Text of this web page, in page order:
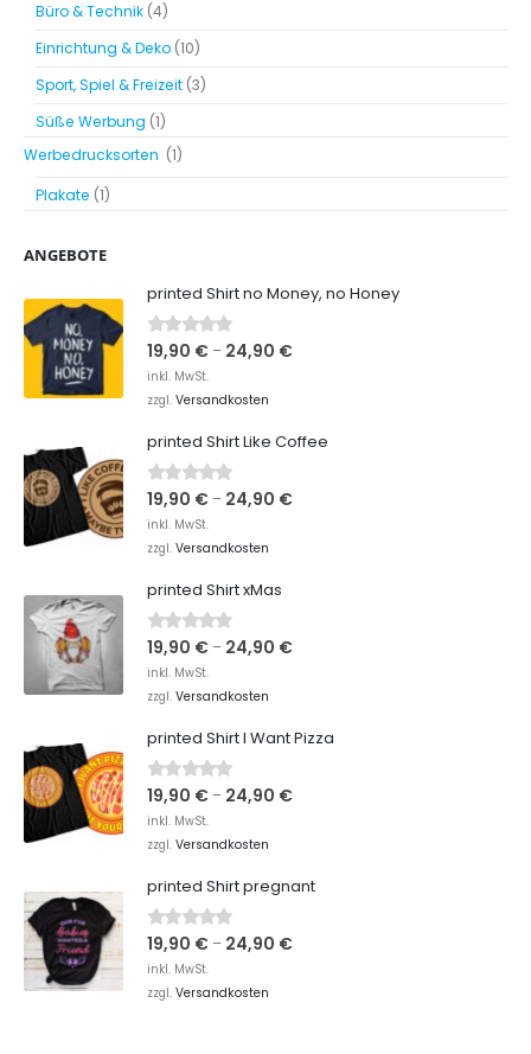
Büro & Technik (4)
Einrichtung & Deko (10)
Sport, Spiel & Freizeit (3)
Süße Werbung (1)
Werbedrucksorten (1)
Plakate (1)
ANGEBOTE
printed Shirt no Money, no Honey
0out of 5
19,90 € – 24,90 €
inkl. MwSt.
zzgl. Versandkosten
printed Shirt Like Coffee
0out of 5
19,90 € – 24,90 €
inkl. MwSt.
zzgl. Versandkosten
printed Shirt xMas
0out of 5
19,90 € – 24,90 €
inkl. MwSt.
zzgl. Versandkosten
printed Shirt I Want Pizza
0out of 5
19,90 € – 24,90 €
inkl. MwSt.
zzgl. Versandkosten
printed Shirt pregnant
0out of 5
19,90 € – 24,90 €
inkl. MwSt.
zzgl. Versandkosten